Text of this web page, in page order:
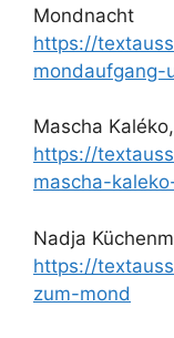
Mondnacht
https://
Mascha
https://
mascha-
Nadja
https://
zum-mond